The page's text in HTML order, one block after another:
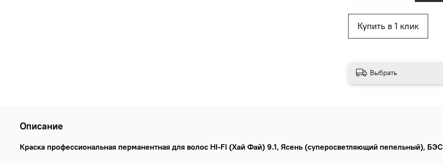
Купить в 1 клик
Выбрать
Описание
Краска профессиональная перманентная для волос HI-FI (Хай Фай) 9.1, Ясень (суперосветляющий пепельный),